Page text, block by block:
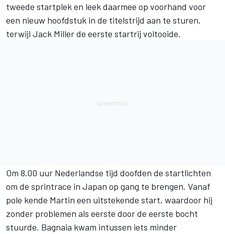
tweede startplek en leek daarmee op voorhand voor
een nieuw hoofdstuk in de titelstrijd aan te sturen,
terwijl Jack Millerde eerste startrij voltooide.
Om 8.00 uur Nederlandse tijd doofden de startlichten
om de sprintrace in Japan op gang te brengen. Vanaf
pole kende Martin een uitstekende start, waardoor hij
zonder problemen als eerste door de eerste bocht
stuurde. Bagnaia kwam intussen iets minder